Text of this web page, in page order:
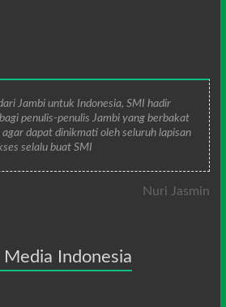
Jambi untuk Indonesia, SMI hadir
penulis-penulis Jambi yang berbakat
dapat dinikmati oleh seluruh lapisan
selalu buat SMI
Nuri Jasmin
Media Indonesia